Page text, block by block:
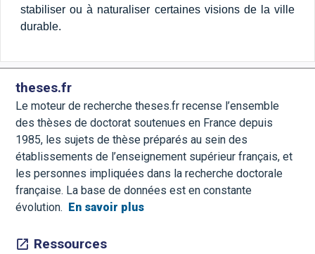
stabiliser ou à naturaliser certaines visions de la ville
durable.
theses.fr
Le moteur de recherche theses.fr recense l’ensemble
des thèses de doctorat soutenues en France depuis
1985, les sujets de thèse préparés au sein des
établissements de l’enseignement supérieur français, et
les personnes impliquées dans la recherche doctorale
française. La base de données est en constante
évolution.
En savoir plus
Ressources